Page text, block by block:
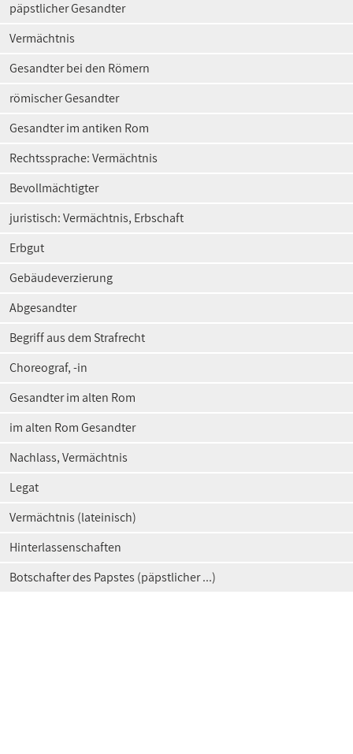
päpstlicher Gesandter
Vermächtnis
Gesandter bei den Römern
römischer Gesandter
Gesandter im antiken Rom
Rechtssprache: Vermächtnis
Bevollmächtigter
juristisch: Vermächtnis, Erbschaft
Erbgut
Gebäudeverzierung
Abgesandter
Begriff aus dem Strafrecht
Choreograf, -in
Gesandter im alten Rom
im alten Rom Gesandter
Nachlass, Vermächtnis
Legat
Vermächtnis (lateinisch)
Hinterlassenschaften
Botschafter des Papstes (päpstlicher ...)